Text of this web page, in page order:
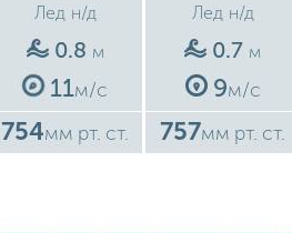
Лед н/д
0.8 м
11м/с
754мм рт. ст.
Лед н/д
0.7 м
9м/с
757мм рт. ст.